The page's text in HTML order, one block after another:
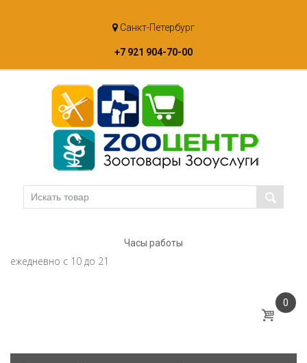
to
Санкт-Петербург
+7 921 904-70-00
Часы работы
ежедневно с 10 до 21
0